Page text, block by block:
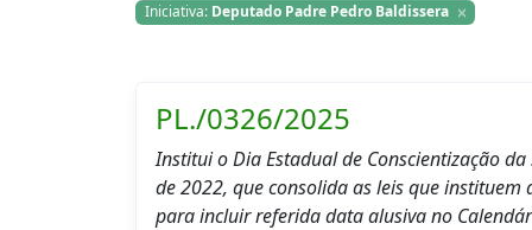
Iniciativa: Deputado Padre Pedro Baldissera
PL./0326/2025
Institui o Dia Estadual de Conscientização
de 2022, que consolida as leis que instituem
para incluir referida data alusiva no